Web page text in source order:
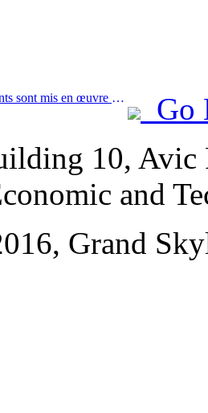
Prev:Les investissements sont mis en œuvre en premier et les hôtels de milieu et haut de gamme dépassent le stade de la spéculation.
Go
10, Avic
and
Grand